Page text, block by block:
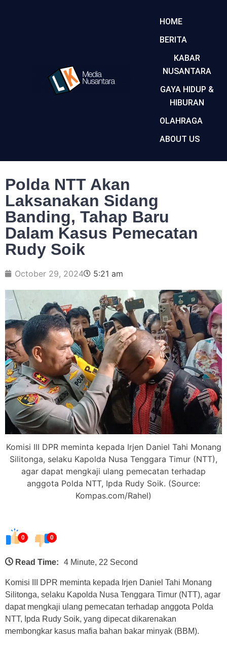
HOME
BERITA
KABAR
NUSANTARA
GAYA HIDUP &
HIBURAN
OLAHRAGA
ABOUT US
Polda NTT Akan
Laksanakan Sidang
Banding, Tahap Baru
Dalam Kasus Pemecatan
Rudy Soik
October 29, 2024 5:21 am
Komisi III DPR meminta kepada Irjen Daniel Tahi Monang
Silitonga, selaku Kapolda Nusa Tenggara Timur (NTT),
agar dapat mengkaji ulang pemecatan terhadap
anggota Polda NTT, Ipda Rudy Soik. (Source:
Kompas.com/Rahel)
0 0
Read Time: 4 Minute, 22 Second
Komisi III DPR meminta kepada Irjen Daniel Tahi Monang
Silitonga, selaku Kapolda Nusa Tenggara Timur (NTT), agar
dapat mengkaji ulang pemecatan terhadap anggota Polda
NTT, Ipda Rudy Soik, yang dipecat dikarenakan
membongkar kasus mafia bahan bakar minyak (BBM).